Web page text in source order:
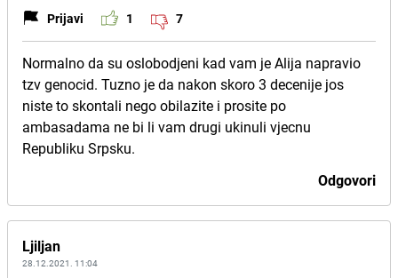
Prijavi 1 7
Normalno da su oslobodjeni kad vam je Alija napravio
tzv genocid. Tuzno je da nakon skoro 3 decenije jos
niste to skontali nego obilazite i prosite po
ambasadama ne bi li vam drugi ukinuli vjecnu
Republiku Srpsku.
Odgovori
Ljiljan
28.12.2021. 11:04